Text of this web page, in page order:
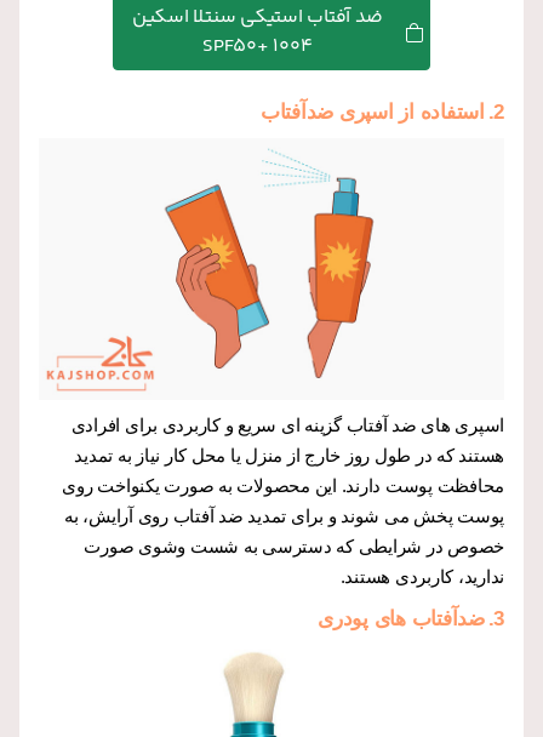
ضد آفتاب استیکی سنتلا اسکین
1004 +SPF50
2. استفاده از اسپری ضدآفتاب
اسپری های ضد آفتاب گزینه ای سریع و کاربردی برای افرادی
هستند که در طول روز خارج از منزل یا محل کار نیاز به تمدید
محافظت پوست دارند. این محصولات به صورت یکنواخت روی
پوست پخش می شوند و برای تمدید ضد آفتاب روی آرایش، به
خصوص در شرایطی که دسترسی به شست وشوی صورت
ندارید، کاربردی هستند.
3. ضدآفتاب های پودری